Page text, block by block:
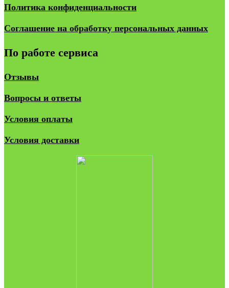
Политика конфиденциальности
Соглашение на обработку персональных данных
По работе сервиса
Отзывы
Вопросы и ответы
Условия оплаты
Условия доставки